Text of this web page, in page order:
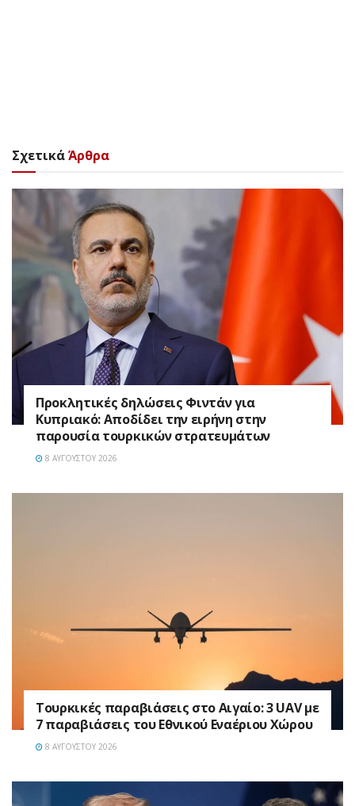
ΣχετικάΆρθρα
Προκλητικές δηλώσεις Φιντάν για
Κυπριακό: Αποδίδει την ειρήνη στην
παρουσία τουρκικών στρατευμάτων
8 ΑΥΓΟΎΣΤΟΥ 2026
Τουρκικές παραβιάσεις στο Αιγαίο: 3 UAV με
7 παραβιάσεις του Εθνικού Εναέριου Χώρου
8 ΑΥΓΟΎΣΤΟΥ 2026